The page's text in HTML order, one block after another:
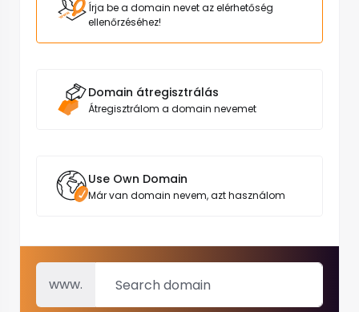
Írja be a domain nevet az elérhetőség
ellenőrzéséhez!
Domain átregisztrálás
Átregisztrálom a domain nevemet
Use Own Domain
Már van domain nevem, azt használom
www.